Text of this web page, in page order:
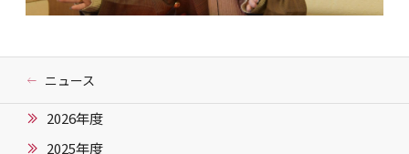
ニュース
2026年度
2025年度